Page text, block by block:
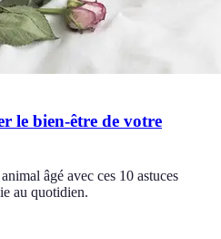
le bien-être de votre
âgé avec ces 10 astuces
au quotidien.